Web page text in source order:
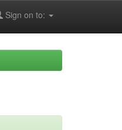
Sign on to: